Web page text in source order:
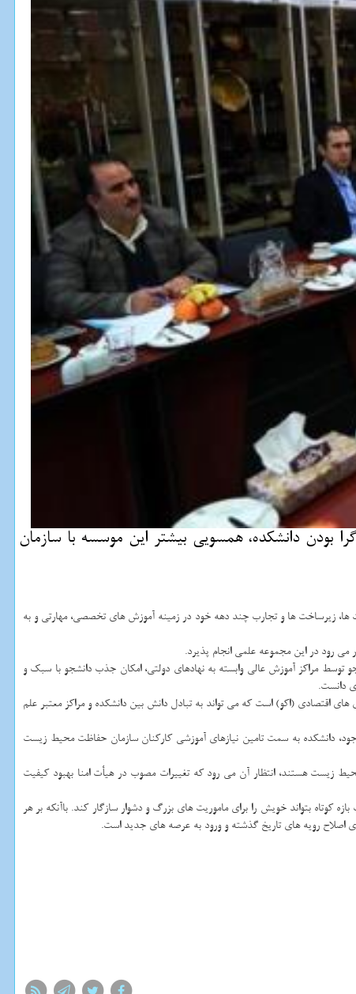
دانشكده، همسویی بیشتر این موسسه با سازمان
ها، زیرساخت ها و تجارب چند دهه خود در زمینه آموزش های تخصصی، مهارتی و به
رود در این مجموعه علمی انجام پذیرد.
كلان ملی و ممنوعیت جذب دانشجو توسط مراكز آموزش عالی وابسته به نهادهای دولتی، امكان جذب دانشجو با سبك و
دانست.
اقتصادی (اكو) است كه می تواند به تبادل دانش بین دانشكده و مراكز معتبر علم
دانشكده به سمت تامین نیازهای آموزشی كاركنان سازمان حفاظت محیط زیست
زیست هستند، انتظار آن می رود كه تغییرات مصوب در هیأت امنا بهبود كیفیت
كوتاه بتواند خویش را برای ماموریت های بزرگ و دشوار سازگار كند. باآنكه بر هر
اصلاح رویه های تاریخ گذشته و ورود به عرصه های جدید است.